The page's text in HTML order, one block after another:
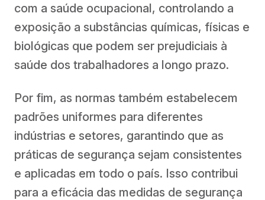
com a saúde ocupacional, controlando a
exposição a substâncias químicas, físicas e
biológicas que podem ser prejudiciais à
saúde dos trabalhadores a longo prazo.
Por fim, as normas também estabelecem
padrões uniformes para diferentes
indústrias e setores, garantindo que as
práticas de segurança sejam consistentes
e aplicadas em todo o país. Isso contribui
para a eficácia das medidas de segurança